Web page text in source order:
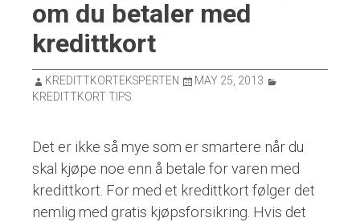
om du betaler med
kredittkort
KREDITTKORTEKSPERTEN
MAY 25, 2013
KREDITTKORT TIPS
Det er ikke så mye som er smartere når du
skal kjøpe noe enn å betale for varen med
kredittkort. For med et kredittkort følger det
nemlig med gratis kjøpsforsikring. Hvis det